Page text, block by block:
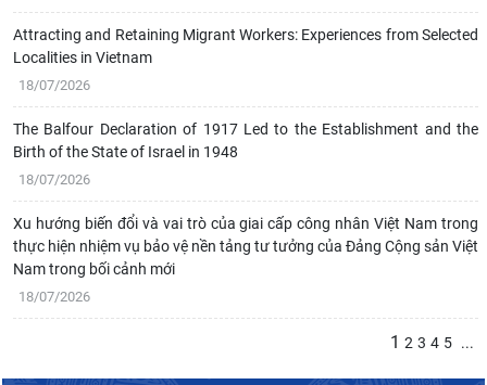
Attracting and Retaining Migrant Workers: Experiences from Selected
Localities in Vietnam
18/07/2026
The Balfour Declaration of 1917 Led to the Establishment and the
Birth of the State of Israel in 1948
18/07/2026
Xu hướng biến đổi và vai trò của giai cấp công nhân Việt Nam trong
thực hiện nhiệm vụ bảo vệ nền tảng tư tưởng của Đảng Cộng sản Việt
Nam trong bối cảnh mới
18/07/2026
1 2 3 4 5 ...